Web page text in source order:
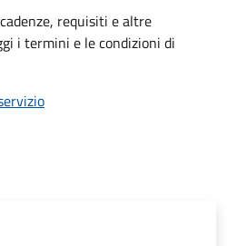
requisiti e altre
i termini e le condizioni di